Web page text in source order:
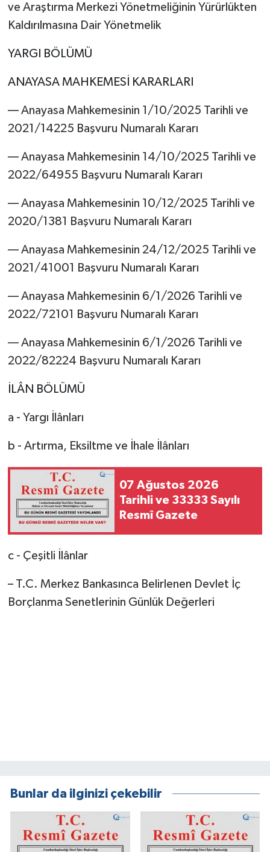
ve Araştırma Merkezi Yönetmeliğinin Yürürlükten
Kaldırılmasına Dair Yönetmelik
YARGI BÖLÜMÜ
ANAYASA MAHKEMESİ KARARLARI
–– Anayasa Mahkemesinin 1/10/2025 Tarihli ve
2021/14225 Başvuru Numaralı Kararı
–– Anayasa Mahkemesinin 14/10/2025 Tarihli ve
2022/64955 Başvuru Numaralı Kararı
–– Anayasa Mahkemesinin 10/12/2025 Tarihli ve
2020/1381 Başvuru Numaralı Kararı
–– Anayasa Mahkemesinin 24/12/2025 Tarihli ve
2021/41001 Başvuru Numaralı Kararı
–– Anayasa Mahkemesinin 6/1/2026 Tarihli ve
2022/72101 Başvuru Numaralı Kararı
–– Anayasa Mahkemesinin 6/1/2026 Tarihli ve
2022/82224 Başvuru Numaralı Kararı
İLÂN BÖLÜMÜ
a - Yargı İlânları
b - Artırma, Eksiltme ve İhale İlânları
07 Ağustos 2026
Tarihli ve 33333 Sayılı
Resmî Gazete
c - Çeşitli İlânlar
– T.C. Merkez Bankasınca Belirlenen Devlet İç
Borçlanma Senetlerinin Günlük Değerleri
Bunlar da ilginizi çekebilir